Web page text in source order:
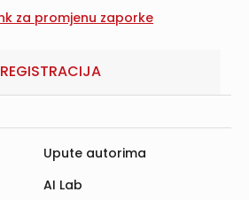
REGISTRACIJA
Upute autorima
AI Lab